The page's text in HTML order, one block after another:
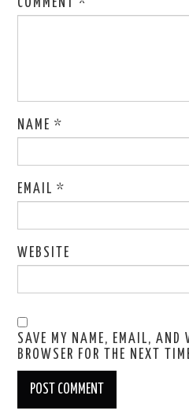
NAME*
EMAIL*
WEBSITE
SAVE MY NAME, EMAIL, AND
BROWSER FOR THE NEXT